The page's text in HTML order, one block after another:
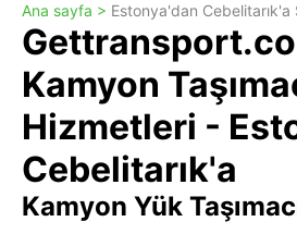
Ana sayfa > Estonya'dan
Kamyon
Hizmetleri -
Cebelitarık'a
Kamyon Yük